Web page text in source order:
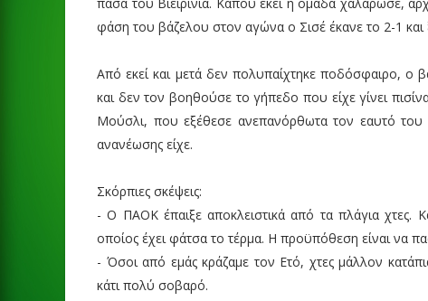
φάση του βάζελου στον αγώνα ο Σισέ έκανε το 2-1 και
Από εκεί και μετά δεν πολυπαίχτηκε ποδόσφαιρο,
και δεν τον βοηθούσε το γήπεδο που είχε γίνει
Μούσλι, που εξέθεσε ανεπανόρθωτα τον εαυτό του
ανανέωσης είχε.
Σκόρπιες σκέψεις:
- Ο ΠΑΟΚ έπαιξε αποκλειστικά από τα πλάγια χτες.
οποίος έχει φάτσα το τέρμα. Η προϋπόθεση είναι να
- Όσοι από εμάς κράζαμε τον Ετό, χτες μάλλον
κάτι πολύ σοβαρό.